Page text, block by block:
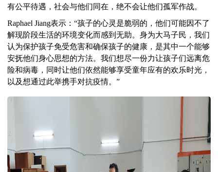
有公平待遇，社会与他们同在，绝不会让他们孤军作战。
Raphael Jiang表示：“孩子的心灵是脆弱的，他们可能因不了
解现阶段生活的环境变化而感到无助。身为大马子民，我们
认为保护孩子免受危害和确保孩子的健康，是其中一个能够
安抚他们身心思想的方法。我们想尽一份力让孩子们远离危
险和病毒，同时让他们依然能够享受童年应有的欢乐时光，
以及想通过此举携手对抗疫情。”